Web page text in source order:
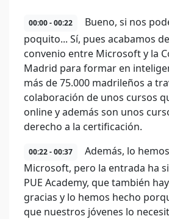
00:00 - 00:22
Bueno, si nos
poquito... Sí, pues acabamos
convenio entre Microsoft y la
Madrid para formar en
más de 75.000 madrileños a
colaboración de unos cursos
online y además son unos
derecho a la certificación.
00:22 - 00:37
Además, lo
Microsoft, pero la entrada ha
PUE Academy, que también
gracias y lo hemos hecho
que nuestros jóvenes lo